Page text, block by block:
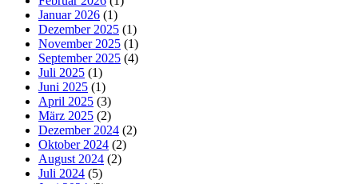
Januar 2026 (1)
Dezember 2025 (1)
November 2025 (1)
September 2025 (4)
Juli 2025 (1)
Juni 2025 (1)
April 2025 (3)
März 2025 (2)
Dezember 2024 (2)
Oktober 2024 (2)
August 2024 (2)
Juli 2024 (5)